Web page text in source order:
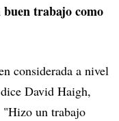
buen trabajo como
considerada a nivel
David Haigh,
"Hizo un trabajo